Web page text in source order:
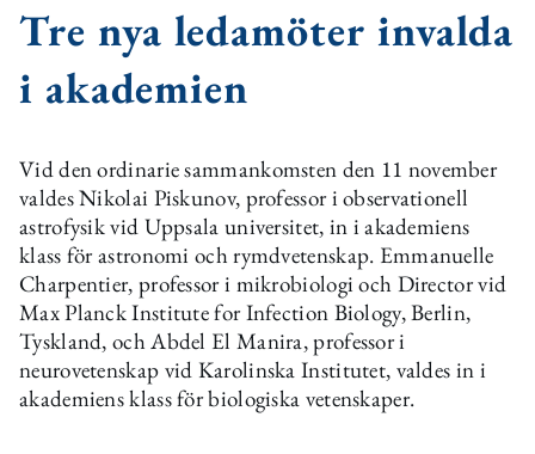
Tre nya ledamöter invalda
i akademien
Vid den ordinarie sammankomsten den 11 november
valdes Nikolai Piskunov, professor i observationell
astrofysik vid Uppsala universitet, in i akademiens
klass för astronomi och rymdvetenskap. Emmanuelle
Charpentier, professor i mikrobiologi och Director vid
Max Planck Institute for Infection Biology, Berlin,
Tyskland, och Abdel El Manira, professor i
neurovetenskap vid Karolinska Institutet, valdes in i
akademiens klass för biologiska vetenskaper.